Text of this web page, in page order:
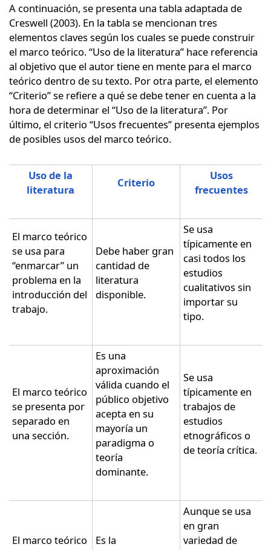
A continuación, se presenta una tabla adaptada de
Creswell (2003). En la tabla se mencionan tres
elementos claves según los cuales se puede construir
el marco teórico. “Uso de la literatura” hace referencia
al objetivo que el autor tiene en mente para el marco
teórico dentro de su texto. Por otra parte, el elemento
“Criterio” se refiere a qué se debe tener en cuenta a la
hora de determinar el “Uso de la literatura”. Por
último, el criterio “Usos frecuentes” presenta ejemplos
de posibles usos del marco teórico.
Uso de la
literatura
Criterio
Usos
frecuentes
El marco teórico
se usa para
“enmarcar” un
problema en la
introducción del
trabajo.
Debe haber gran
cantidad de
literatura
disponible.
Se usa
típicamente en
casi todos los
estudios
cualitativos sin
importar su
tipo.
El marco teórico
se presenta por
separado en
una sección.
Es una
aproximación
válida cuando el
público objetivo
acepta en su
mayoría un
paradigma o
teoría
dominante.
Se usa
típicamente en
trabajos de
estudios
etnográficos o
de teoría crítica.
El marco teórico
Es la
Aunque se usa
en gran
variedad de